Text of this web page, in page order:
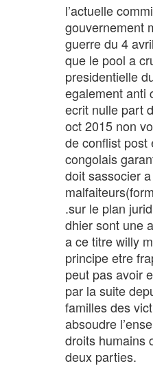
l’actuelle
gouvernement
guerre du 4
que le pool a
presidentielle
egalement anti
ecrit nulle part
oct 2015 non
de conflist post
congolais
doit sassocier
.sur le plan
dhier sont une
a ce titre willy
principe etre
peut pas avoir
par la suite
familles des
absoudre
droits humains
deux parties.